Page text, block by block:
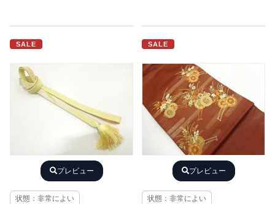
SALE
プレビュー
状態：非常によい
SALE
プレビュー
状態：非常によい